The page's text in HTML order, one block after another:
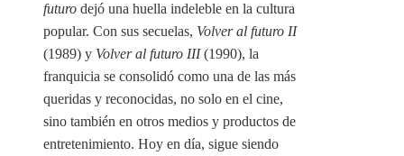
futuro dejó una huella indeleble en la cultura
popular. Con sus secuelas, Volver al futuro II
(1989) y Volver al futuro III(1990), la
franquicia se consolidó como una de las más
queridas y reconocidas, no solo en el cine,
sino también en otros medios y productos de
entretenimiento. Hoy en día, sigue siendo